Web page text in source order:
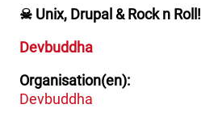
☠ Unix, Drupal & Rock n Roll!
Devbuddha
Organisation(en)
Devbuddha